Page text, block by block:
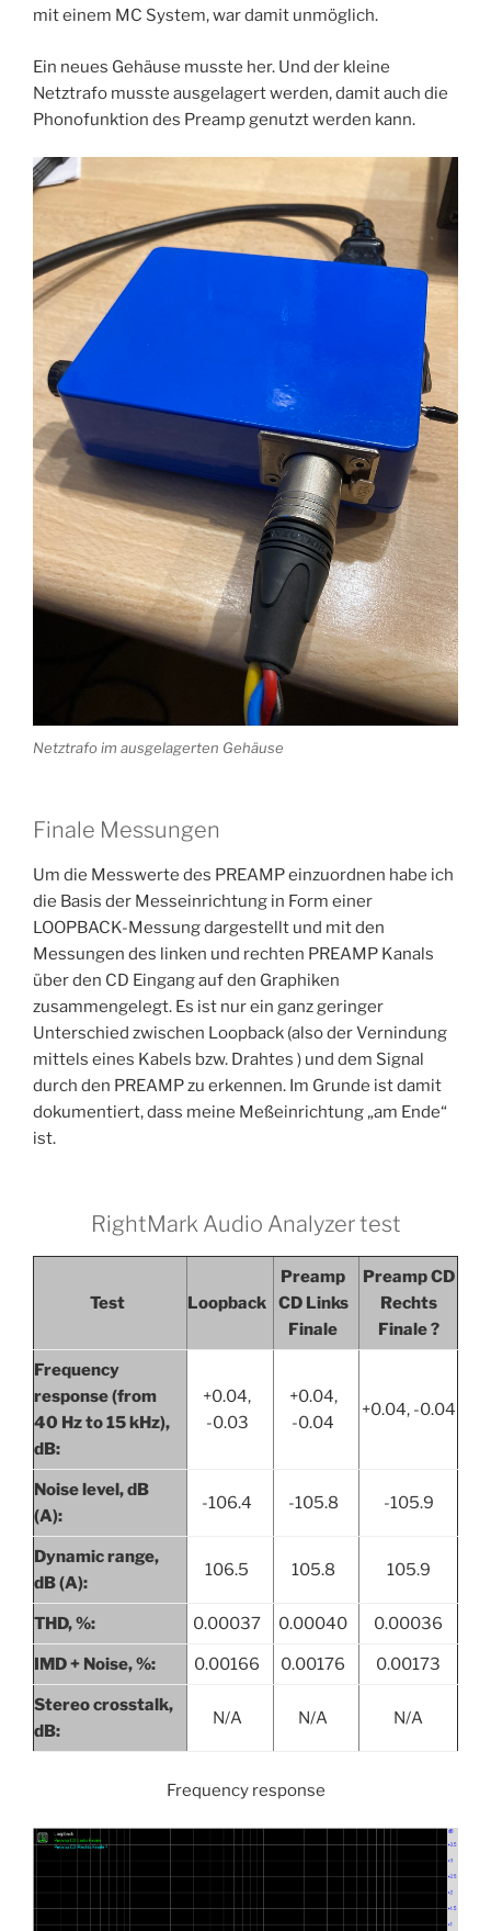
mit einem MC System, war damit unmöglich.
Ein neues Gehäuse musste her. Und der kleine
Netztrafo musste ausgelagert werden, damit auch die
Phonofunktion des Preamp genutzt werden kann.
Netztrafo im ausgelagerten Gehäuse
Finale Messungen
Um die Messwerte des PREAMP einzuordnen habe ich
die Basis der Messeinrichtung in Form einer
LOOPBACK-Messung dargestellt und mit den
Messungen des linken und rechten PREAMP Kanals
über den CD Eingang auf den Graphiken
zusammengelegt. Es ist nur ein ganz geringer
Unterschied zwischen Loopback (also der Vernindung
mittels eines Kabels bzw. Drahtes ) und dem Signal
durch den PREAMP zu erkennen. Im Grunde ist damit
dokumentiert, dass meine Meßeinrichtung „am Ende“
ist.
RightMark Audio Analyzer test
Test Loopback
Preamp
CD Links
Finale
Preamp CD
Rechts
Finale ?
Frequency
response (from
40 Hz to 15 kHz),
dB:
+0.04,
-0.03
+0.04,
-0.04
+0.04, -0.04
Noise level, dB
(A):
-106.4 -105.8 -105.9
Dynamic range,
dB (A):
106.5 105.8 105.9
THD, %: 0.00037 0.00040 0.00036
IMD + Noise, %: 0.00166 0.00176 0.00173
Stereo crosstalk,
dB:
N/A N/A N/A
Frequency response